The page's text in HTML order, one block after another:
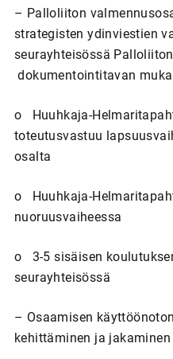
– Palloliiton
strategisten ydinviestien
seurayhteisössä
dokumentointitavan
o Huuhkaja-
toteutusvastuu
osalta
o Huuhkaja-
nuoruusvaiheessa
o 3-5 sisäisen
seurayhteisössä
– Osaamisen
kehittäminen ja jakaminen